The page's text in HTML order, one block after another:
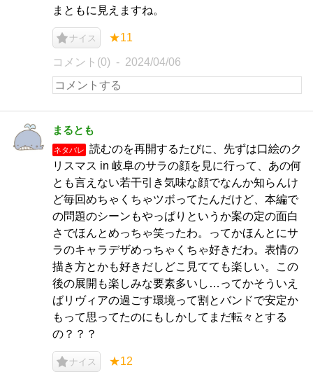
まともに見えますね。
ナイス ★11
コメント(0) 2024/04/06
まるとも
ネタバレ
読むのを再開するたびに、先ずは口絵のク
リスマス in 岐阜のサラの顔を見に行って、あの何
とも言えない若干引き気味な顔でなんか知らんけ
ど毎回めちゃくちゃツボってたんだけど、本編で
の問題のシーンもやっぱりというか案の定の面白
さでほんとめっちゃ笑ったわ。ってかほんとにサ
ラのキャラデザめっちゃくちゃ好きだわ。表情の
描き方とかも好きだしどこ見てても楽しい。この
後の展開も楽しみな要素多いし…ってかそういえ
ばリヴィアの過ごす環境って割とバンドで安定か
もって思ってたのにもしかしてまだ転々とする
の？？？
ナイス ★12